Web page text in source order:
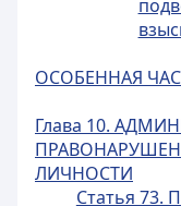
ОСОБЕННАЯ
Глава 10.
ЛИЧНОСТИ
Статья 73.